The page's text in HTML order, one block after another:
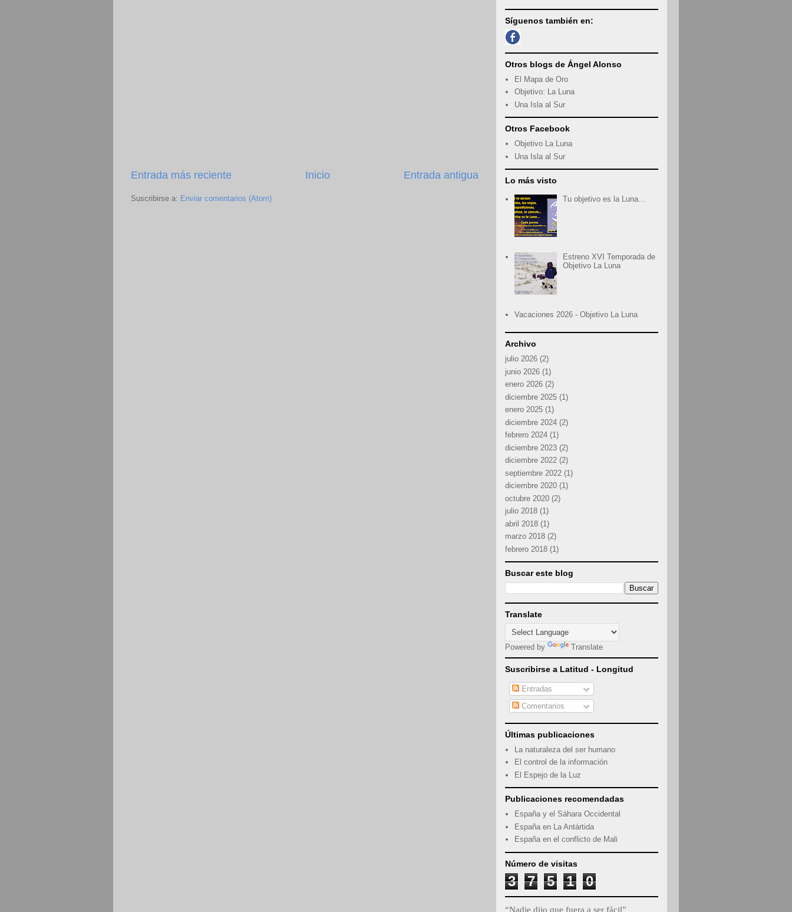
Entrada más reciente Entrada antigua
Inicio
Suscribirse a: Enviar comentarios (Atom)
Síguenos también en:
Otros blogs de Ángel Alonso
El Mapa de Oro
Objetivo: La Luna
Una Isla al Sur
Otros Facebook
Objetivo La Luna
Una Isla al Sur
Lo más visto
Tu objetivo es la Luna...
Estreno XVI Temporada de
Objetivo La Luna
Vacaciones 2026 - Objetivo La Luna
Archivo
julio 2026 (2)
junio 2026 (1)
enero 2026 (2)
diciembre 2025 (1)
enero 2025 (1)
diciembre 2024 (2)
febrero 2024 (1)
diciembre 2023 (2)
diciembre 2022 (2)
septiembre 2022 (1)
diciembre 2020 (1)
octubre 2020 (2)
julio 2018 (1)
abril 2018 (1)
marzo 2018 (2)
febrero 2018 (1)
Buscar este blog
Translate
Powered by Translate
Suscribirse a Latitud - Longitud
Entradas
Comentarios
Últimas publicaciones
La naturaleza del ser humano
El control de la información
El Espejo de la Luz
Publicaciones recomendadas
España y el Sáhara Occidental
España en La Antártida
España en el conflicto de Mali
Número de visitas
3 7 5 1 0
“Nadie dijo que fuera a ser fácil”